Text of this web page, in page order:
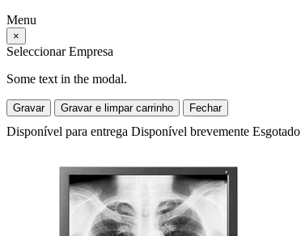
Menu
×
Seleccionar Empresa
Some text in the modal.
Gravar Gravar e limpar carrinho Fechar
Disponível para entrega Disponível brevemente Esgotado